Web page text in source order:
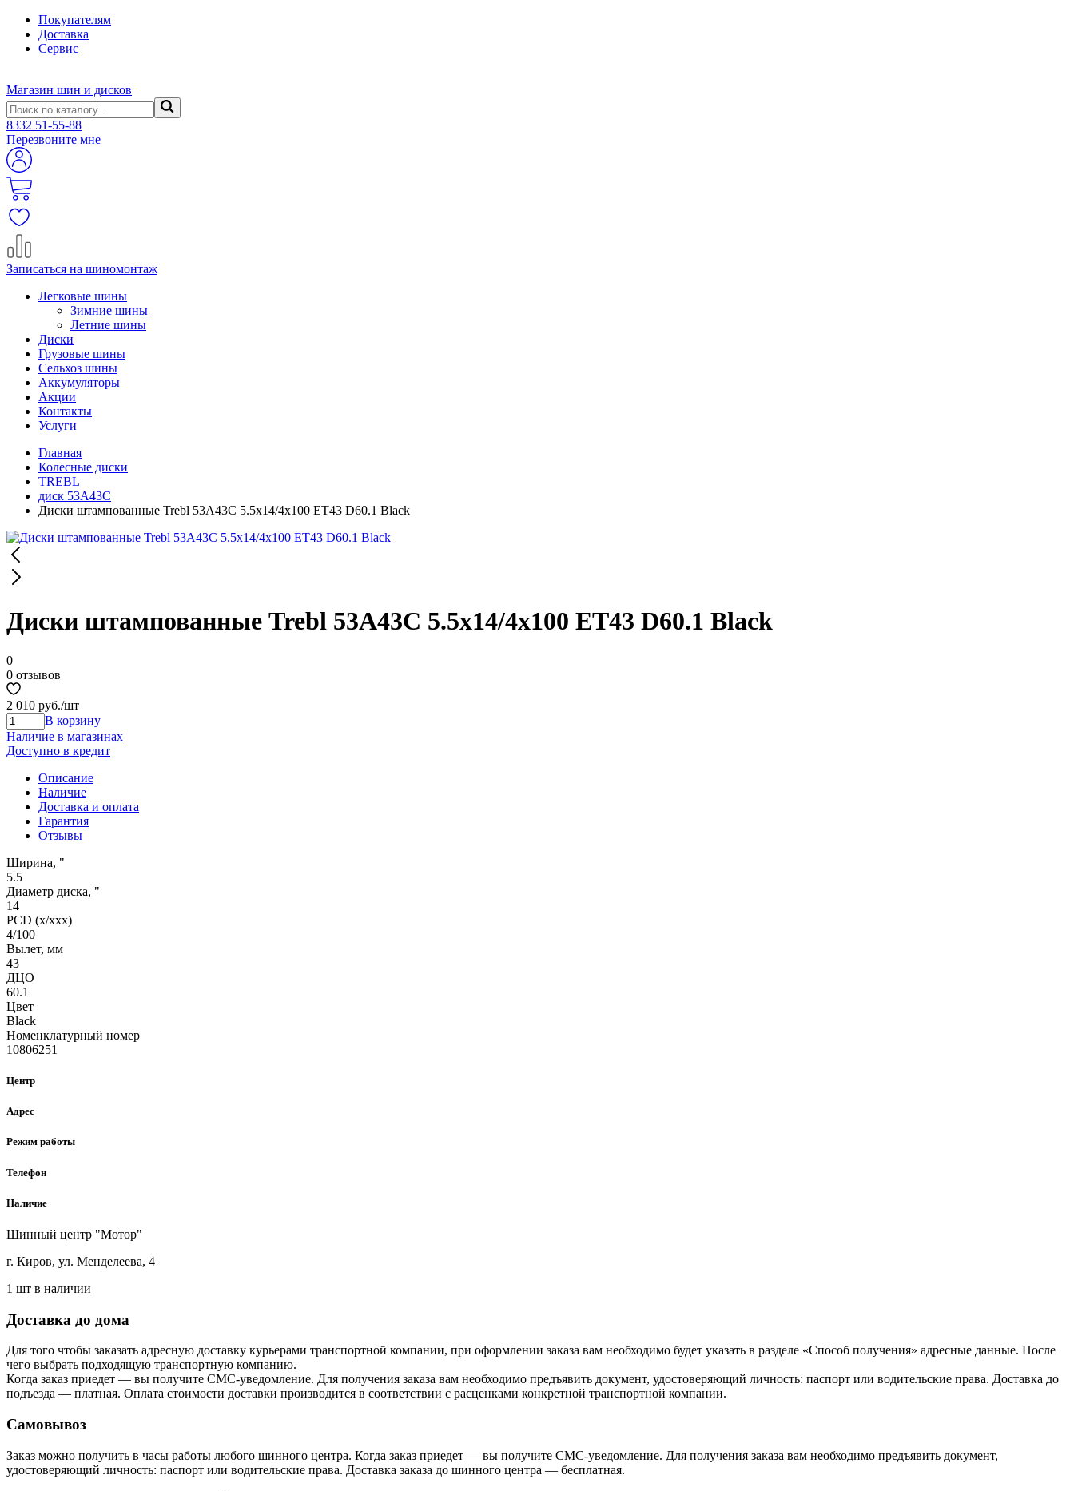
Покупателям
Доставка
Сервис
Магазин шин и дисков
8332 51-55-88
Перезвоните мне
Записаться на шиномонтаж
Легковые шины
Зимние шины
Летние шины
Диски
Грузовые шины
Сельхоз шины
Аккумуляторы
Акции
Контакты
Услуги
Главная
Колесные диски
TREBL
диск 53A43C
Диски штампованные Trebl 53A43C 5.5x14/4x100 ET43 D60.1 Black
Диски штампованные Trebl 53A43C 5.5x14/4x100 ET43 D60.1 Black
0
0 отзывов
2 010 руб./шт
В корзину
Наличие в магазинах
Доступно в кредит
Описание
Наличие
Доставка и оплата
Гарантия
Отзывы
Ширина, "
5.5
Диаметр диска, "
14
PCD (x/xxx)
4/100
Вылет, мм
43
ДЦО
60.1
Цвет
Black
Номенклатурный номер
10806251
Центр
Адрес
Режим работы
Телефон
Наличие
Шинный центр "Мотор"
г. Киров, ул. Менделеева, 4
1 шт в наличии
Доставка до дома
Для того чтобы заказать адресную доставку курьерами транспортной компании, при оформлении заказа вам необходимо будет указать в разделе «Способ получения» адресные данные. После
чего выбрать подходящую транспортную компанию.
Когда заказ приедет — вы получите СМС-уведомление. Для получения заказа вам необходимо предъявить документ, удостоверяющий личность: паспорт или водительские права. Доставка до
подъезда — платная. Оплата стоимости доставки производится в соответствии с расценками конкретной транспортной компании.
Самовывоз
Заказ можно получить в часы работы любого шинного центра. Когда заказ приедет — вы получите СМС-уведомление. Для получения заказа вам необходимо предъявить документ,
удостоверяющий личность: паспорт или водительские права. Доставка заказа до шинного центра — бесплатная.